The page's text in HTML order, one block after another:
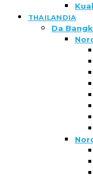
THAILANDIA
Da